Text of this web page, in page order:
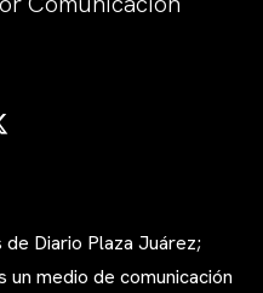
Diario Plaza Juárez;
un medio de comunicación